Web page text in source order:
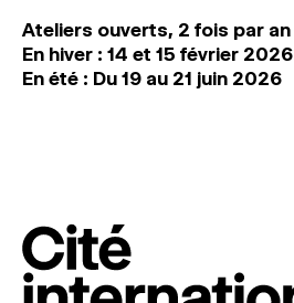
Ateliers ouverts, 2 fois par an
En hiver : 14 et 15 février 2026
En été : Du 19 au 21 juin 2026